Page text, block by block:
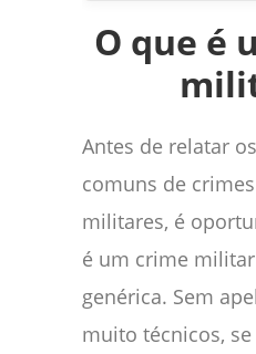
O que é
Antes de relatar
comuns de
militares, é
é um crime
genérica. Sem
muito técnicos,